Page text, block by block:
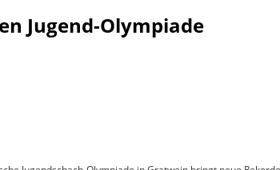
Jugend-Olympiade